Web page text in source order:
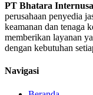
PT Bhatara
perusahaan penyedia
keamanan dan tenaga
memberikan layanan
dengan kebutuhan
Navigasi